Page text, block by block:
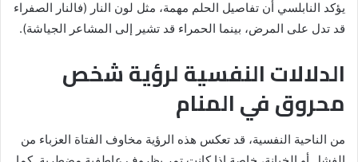
يؤكد النابلسي أن تفاصيل الحلم مهمة، مثل لون النار (فالنار الصفراء
قد تدل على المرض، بينما الحمراء قد تشير إلى المشاعر الجياشة).
الدلالات النفسية لرؤية شخص
محروق في المنام
من الناحية النفسية، قد تعكس هذه الرؤية مخاوف الفتاة العزباء من